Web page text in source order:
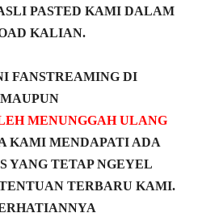
PASTED KAMI DALAM
KALIAN.
FANSTREAMING DI
MENUNGGAH ULANG
KAMI MENDAPATI ADA
YANG TETAP NGEYEL
TERBARU KAMI.